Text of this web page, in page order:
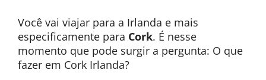
Você vai viajar para a Irlanda e mais
especificamente para Cork. É nesse
momento que pode surgir a pergunta: O que
fazer em Cork Irlanda?